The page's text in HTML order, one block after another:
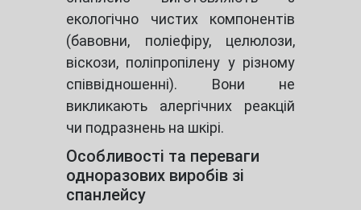
екологічно чистих компонентів
(бавовни, поліефіру, целюлози,
віскози, поліпропілену у різному
співвідношенні). Вони не
викликають алергічних реакцій
чи подразнень на шкірі.
Особливості та переваги
одноразових виробів зі
спанлейсу